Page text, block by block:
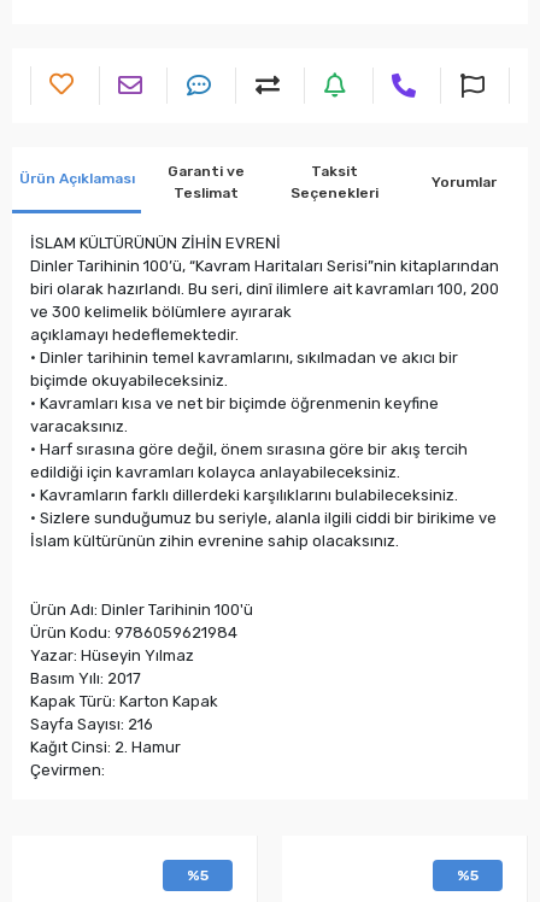
Ürün Açıklaması
Garanti ve
Teslimat
Taksit
Seçenekleri
Yorumlar
İSLAM KÜLTÜRÜNÜN ZİHİN EVRENİ
Dinler Tarihinin 100’ü, “Kavram Haritaları Serisi”nin kitaplarından
biri olarak hazırlandı. Bu seri, dinî ilimlere ait kavramları 100, 200
ve 300 kelimelik bölümlere ayırarak
açıklamayı hedeflemektedir.
• Dinler tarihinin temel kavramlarını, sıkılmadan ve akıcı bir
biçimde okuyabileceksiniz.
• Kavramları kısa ve net bir biçimde öğrenmenin keyfine
varacaksınız.
• Harf sırasına göre değil, önem sırasına göre bir akış tercih
edildiği için kavramları kolayca anlayabileceksiniz.
• Kavramların farklı dillerdeki karşılıklarını bulabileceksiniz.
• Sizlere sunduğumuz bu seriyle, alanla ilgili ciddi bir birikime ve
İslam kültürünün zihin evrenine sahip olacaksınız.
Ürün Adı: Dinler Tarihinin 100'ü
Ürün Kodu: 9786059621984
Yazar: Hüseyin Yılmaz
Basım Yılı: 2017
Kapak Türü: Karton Kapak
Sayfa Sayısı: 216
Kağıt Cinsi: 2. Hamur
Çevirmen:
%5 %5